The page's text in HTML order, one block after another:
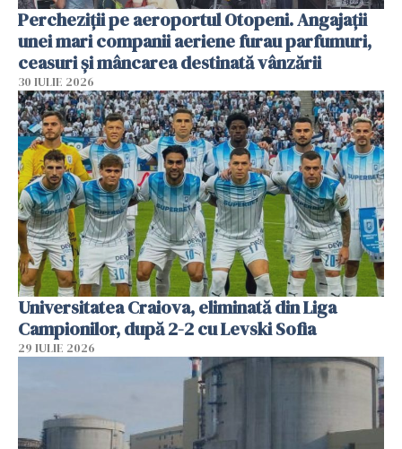
Percheziții pe aeroportul Otopeni. Angajații
unei mari companii aeriene furau parfumuri,
ceasuri și mâncarea destinată vânzării
30 IULIE 2026
Universitatea Craiova, eliminată din Liga
Campionilor, după 2-2 cu Levski Sofia
29 IULIE 2026